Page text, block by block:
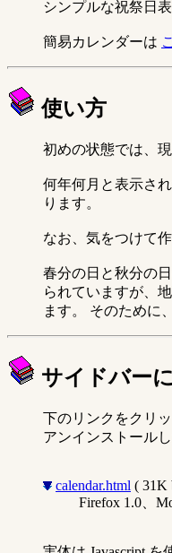
シンプルな祝祭日
簡易カレンダーは
使い方
初めの状態では、
何年何月と表示さ
ります。
なお、気をつけて
春分の日と秋分の
られていますが、
ます。 そのために、
サイドバー
下のリンクをクリ
アンインストール
calendar.html ( 31K
Firefox 1.0、